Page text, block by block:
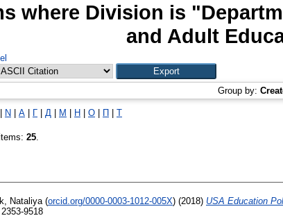
where Division is
and Adult
Group by:
N А Г Д М Н О П Т
25.
Nataliya (orcid.org/0000-0003-1012-005X) (2018) USA Education
9518